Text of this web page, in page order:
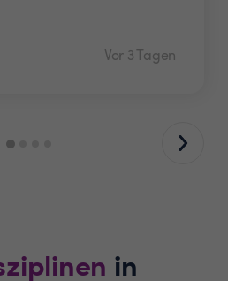
Vor 3 Tagen
in